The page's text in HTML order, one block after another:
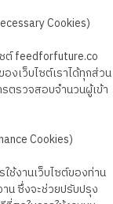
Cookies)
ต์ feedforfuture.co
งเว็บไซต์เราได้ทุกส่วน
ตรวจสอบจำนวนผู้เข้า
Cookies)
ช้งานเว็บไซต์ของท่าน
น ซึ่งจะช่วยปรับปรุง